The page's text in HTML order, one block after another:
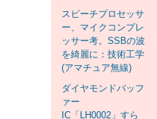
スピーチプロセッサ
ー、マイクコンプレ
ッサー考。SSBの波
を綺麗に：技術工学
(アマチュア無線)
ダイヤモンドバッフ
ァー
IC「LH0002」すら